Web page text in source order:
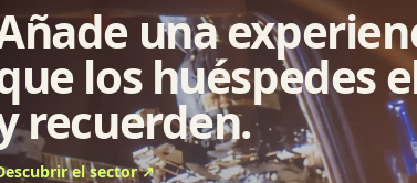
una
los huéspedes
recuerden.
el sector↗